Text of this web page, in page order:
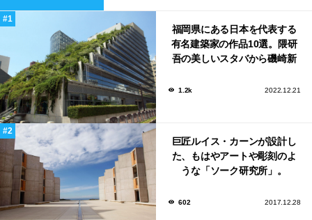
福岡県にある日本を代表する
有名建築家の作品10選。隈研
吾の美しいスタバから磯崎新
1.2k 2022.12.21
巨匠ルイス・カーンが設計し
た、もはやアートや彫刻のよ
うな「ソーク研究所」。
602 2017.12.28